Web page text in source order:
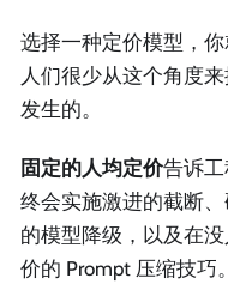
选择一种定价模型，你
人们很少从这个角度
发生的。
固定的人均定价告诉
终会实施激进的截断
的模型降级，以及在
价的 Prompt 压缩技巧